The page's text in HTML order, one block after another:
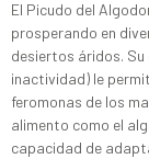
El Picudo del
prosperando en
desiertos áridos.
inactividad) le
feromonas de los
alimento como el
capacidad de